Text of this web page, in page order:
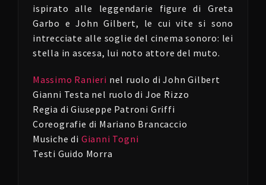
ispirato alle leggendarie figure di Greta
Garbo e John Gilbert, le cui vite si sono
intrecciate alle soglie del cinema sonoro: lei
stella in ascesa, lui noto attore del muto.
Massimo Ranieri nel ruolo di John Gilbert
Gianni Testa nel ruolo di Joe Rizzo
Regia di Giuseppe Patroni Griffi
Coreografie di Mariano Brancaccio
Musiche di Gianni Togni
Testi Guido Morra